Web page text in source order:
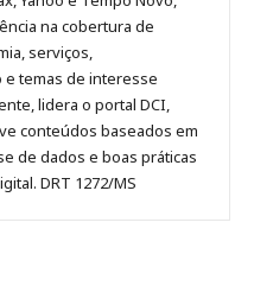
na cobertura de
serviços,
temas de interesse
lidera o portal DCI,
conteúdos baseados em
de dados e boas práticas
DRT 1272/MS